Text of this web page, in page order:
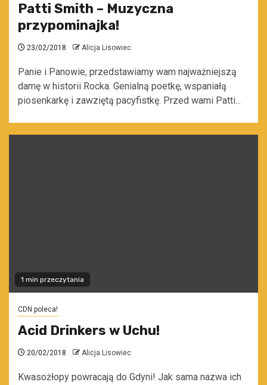
Patti Smith – Muzyczna
przypominajka!
23/02/2018 Alicja Lisowiec
Panie i Panowie, przedstawiamy wam najważniejszą
damę w historii Rocka. Genialną poetkę, wspaniałą
piosenkarkę i zawziętą pacyfistkę. Przed wami Patti...
1 min przeczytania
CDN poleca!
Acid Drinkers w Uchu!
20/02/2018 Alicja Lisowiec
Kwasożłopy powracają do Gdyni! Jak sama nazwa ich